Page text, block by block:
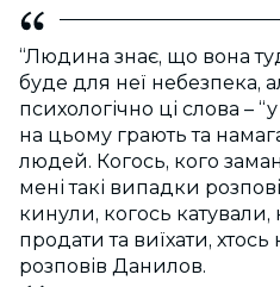
“Людина знає, що вона
буде для неї небезпека,
психологічно ці слова –
на цьому грають та
людей. Когось, кого
мені такі випадки
кинули, когось катували,
продати та виїхати, хтось
розповів Данилов.